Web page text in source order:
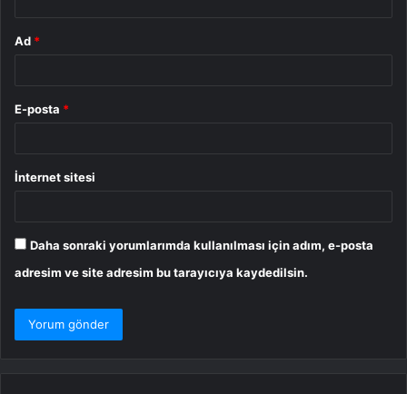
Ad *
E-posta *
İnternet sitesi
Daha sonraki yorumlarımda kullanılması için adım, e-posta
adresim ve site adresim bu tarayıcıya kaydedilsin.